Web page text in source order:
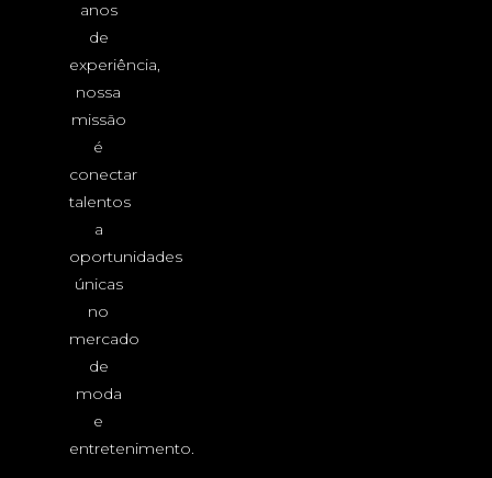
anos
de
experiência,
nossa
missão
é
conectar
talentos
a
oportunidades
únicas
no
mercado
de
moda
e
entretenimento.